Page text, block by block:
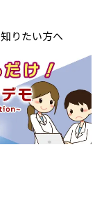
りたい方へ